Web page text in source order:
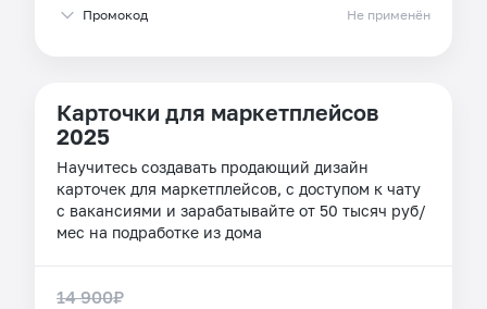
Промокод Не применён
Карточки для маркетплейсов
2025
Научитесь создавать продающий дизайн
карточек для маркетплейсов, с доступом к чату
с вакансиями и зарабатывайте от 50 тысяч руб/
мес на подработке из дома
14 900₽